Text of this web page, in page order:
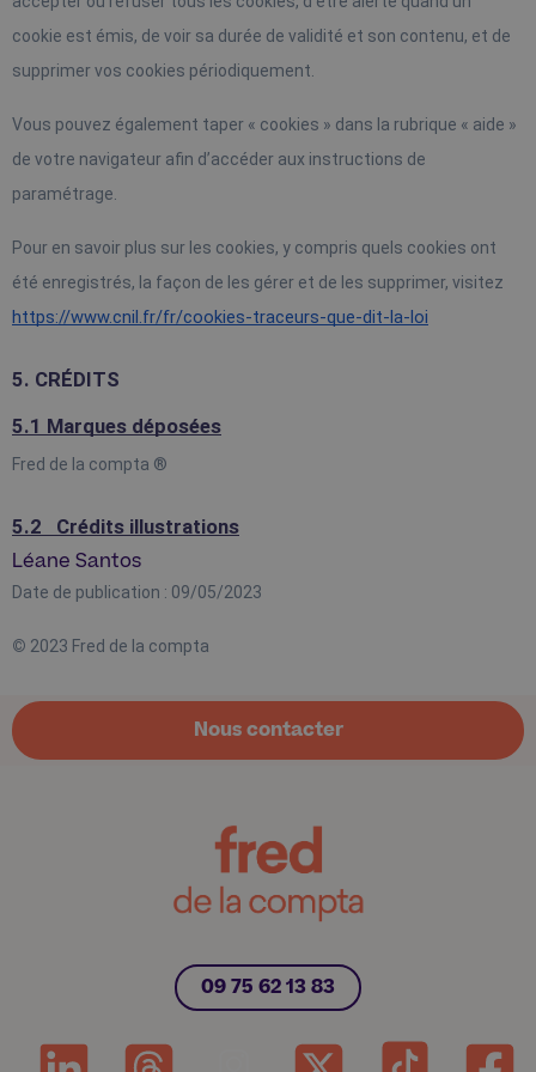
cookie est émis, de voir sa durée de validité et son contenu, et de
supprimer vos cookies périodiquement.
Vous pouvez également taper « cookies » dans la rubrique « aide »
de votre navigateur afin d’accéder aux instructions de
paramétrage.
Pour en savoir plus sur les cookies, y compris quels cookies ont
été enregistrés, la façon de les gérer et de les supprimer, visitez
https://www.cnil.fr/fr/cookies-traceurs-que-dit-la-loi
5. CRÉDITS
5.1 Marques déposées
Fred de la compta ®
5.2 Crédits illustrations
Léane Santos
Date de publication : 09/05/2023
© 2023 Fred de la compta
Nous contacter
09 75 62 13 83